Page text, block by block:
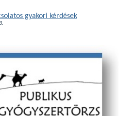
gyakori kérdések